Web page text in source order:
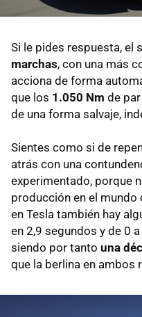
Si le pides respuesta, el
marchas, con una más
acciona de forma
que los 1.050 Nm de
de una forma salvaje,
Sientes como si de
atrás con una
experimentado, porque
producción en el mundo
en Tesla también hay
en 2,9 segundos y de 0
siendo por tanto una
que la berlina en ambos